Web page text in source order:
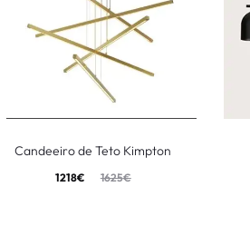
Candeeiro de Teto Kimpton
1625€
1218€